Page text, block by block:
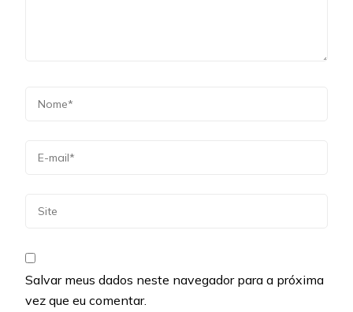
Salvar meus dados neste navegador para a próxima
vez que eu comentar.